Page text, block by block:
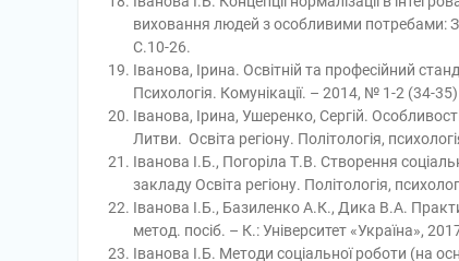
виховання людей з особливими потребами:
C.10-26.
Іванова, Ірина. Оcвітній та професійний
Психологія. Комунікації. – 2014, № 1-2 (34-
Іванова, Ірина, Ушеренко, Сергій.
Литви. Освіта регіону. Політологія,
Іванова І.Б., Погоріла Т.В. Створення
закладу Освіта регіону. Політологія,
Іванова І.Б., Базиленко А.К., Дика В.А.
метод. посіб. – К.: Університет «Україна»,
Іванова І.Б. Методи соціальної роботи (на